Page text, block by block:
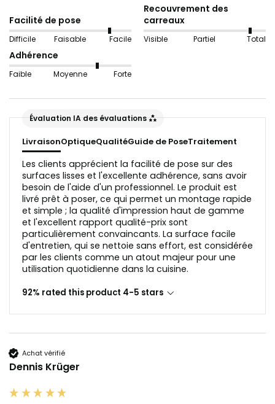
Important : Pour la variante " Aspect verre
doit être aussi lisse et uniforme que possible pour un
ingrain ne conviennent pas, car ils perturbent la
réflexion de la lumière.
Le support doit être propre et exempt de graisse avant
la pose.
Facilité de pose
Difficile Faisable Facile
Recouvrement des
carreaux
Visible Partiel Total
Adhérence
Faible Moyenne Forte
Évaluation IA des évaluations
LivraisonOptiqueQualitéGuide de PoseTraitement
Les clients apprécient la facilité de pose sur des
surfaces lisses et l'excellente adhérence, sans avoir
besoin de l'aide d'un professionnel. Le produit est
livré prêt à poser, ce qui permet un montage rapide
et simple ; la qualité d'impression haut de gamme
et l'excellent rapport qualité-prix sont
particulièrement convaincants. La surface facile
d'entretien, qui se nettoie sans effort, est considérée
par les clients comme un atout majeur pour une
utilisation quotidienne dans la cuisine.
92% rated this product 4-5 stars
Achat vérifié
Dennis Krüger